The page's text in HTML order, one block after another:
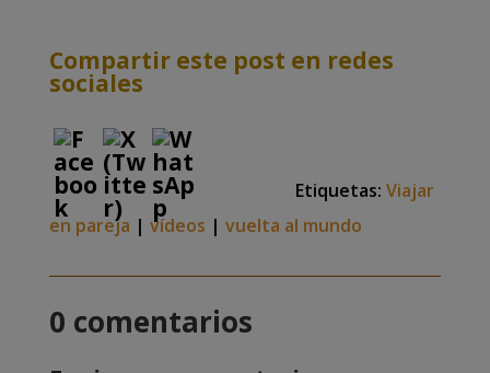
Compartir este post en redes
sociales
Etiquetas: Viajar
en pareja | vídeos | vuelta al mundo
0 comentarios